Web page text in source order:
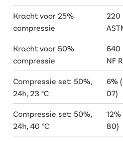
Kracht voor 25%
compressie
220
Kracht voor 50%
compressie
640
NF
Compressie set: 50%,
24h, 23 °C
6%
07)
Compressie set: 50%,
24h, 40 °C
12%
80)